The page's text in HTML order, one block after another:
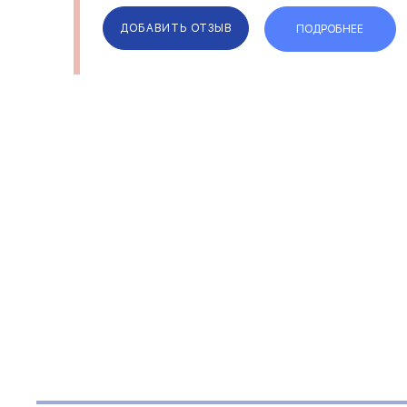
сопровождение сделки. ...
ДОБАВИТЬ ОТЗЫВ ПОДРОБНЕЕ